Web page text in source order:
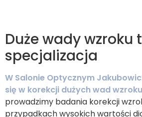
Duże wady wzroku
specjalizacja
W Salonie Optycznym
się w korekcji dużych wad
prowadzimy badania korekcji
przypadkach wysokich wartości